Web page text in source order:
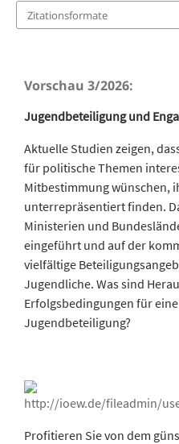
Zitationsformate
Vorschau 3/2026:
Jugendbeteiligung und
Aktuelle Studien zeigen,
für politische Themen
Mitbestimmung wünschen,
unterrepräsentiert finden.
Ministerien und
eingeführt und auf der
vielfältige
Jugendliche. Was sind
Erfolgsbedingungen für
Jugendbeteiligung?
Profitieren Sie von dem